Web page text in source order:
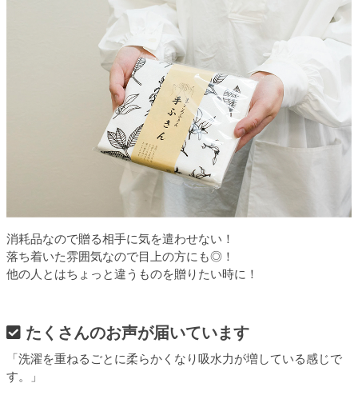
消耗品なので贈る相手に気を遣わせない！
落ち着いた雰囲気なので目上の方にも◎！
他の人とはちょっと違うものを贈りたい時に！
たくさんのお声が届いています
「洗濯を重ねるごとに柔らかくなり吸水力が増している感じで
す。」